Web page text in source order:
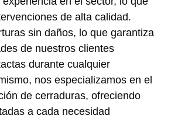
de alta calidad.
sin daños, lo que garantiza
de nuestros clientes
durante cualquier
nos especializamos en el
de cerraduras, ofreciendo
a cada necesidad